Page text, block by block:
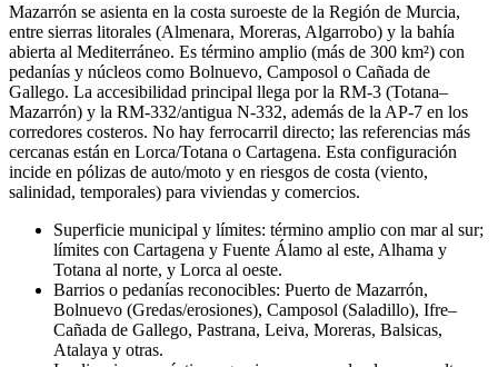
Mazarrón se asienta en la costa suroeste de la Región de Murcia,
entre sierras litorales (Almenara, Moreras, Algarrobo) y la bahía
abierta al Mediterráneo. Es término amplio (más de 300 km²) con
pedanías y núcleos como Bolnuevo, Camposol o Cañada de
Gallego. La accesibilidad principal llega por la RM-3 (Totana–
Mazarrón) y la RM-332/antigua N-332, además de la AP-7 en los
corredores costeros. No hay ferrocarril directo; las referencias más
cercanas están en Lorca/Totana o Cartagena. Esta configuración
incide en pólizas de auto/moto y en riesgos de costa (viento,
salinidad, temporales) para viviendas y comercios.
Superficie municipal y límites: término amplio con mar al sur;
límites con Cartagena y Fuente Álamo al este, Alhama y
Totana al norte, y Lorca al oeste.
Barrios o pedanías reconocibles: Puerto de Mazarrón,
Bolnuevo (Gredas/erosiones), Camposol (Saladillo), Ifre–
Cañada de Gallego, Pastrana, Leiva, Moreras, Balsicas,
Atalaya y otras.